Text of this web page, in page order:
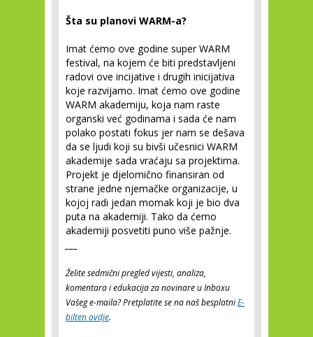
Šta su planovi WARM-a?
Imat ćemo ove godine super WARM
festival, na kojem će biti predstavljeni
radovi ove incijative i drugih inicijativa
koje razvijamo. Imat ćemo ove godine
WARM akademiju, koja nam raste
organski već godinama i sada će nam
polako postati fokus jer nam se dešava
da se ljudi koji su bivši učesnici WARM
akademije sada vraćaju sa projektima.
Projekt je djelomično finansiran od
strane jedne njemačke organizacije, u
kojoj radi jedan momak koji je bio dva
puta na akademiji. Tako da ćemo
akademiji posvetiti puno više pažnje.
Želite sedmični pregled vijesti, analiza,
komentara i edukacija za novinare u Inboxu
Vašeg e-maila? Pretplatite se na naš besplatniE-
bilten ovdje.